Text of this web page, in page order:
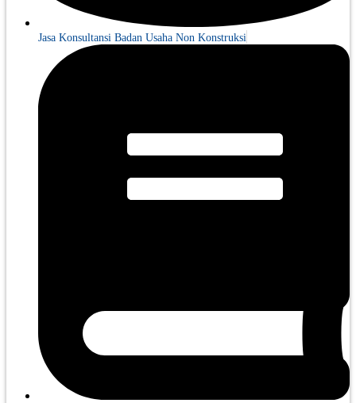
Jasa Konsultansi Badan Usaha Non Konstruksi